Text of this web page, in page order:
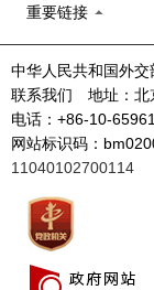
重要链接
中华人民共和国外
联系我们 地址：北
电话：+86-10-
网站标识码：
11040102700114